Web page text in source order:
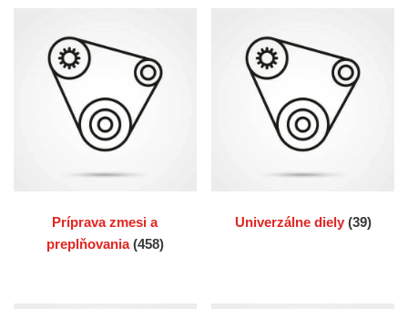
Príprava zmesi a
preplňovania(458)
Univerzálne diely (39)